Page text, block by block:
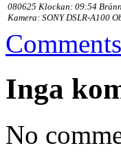
080625 Klockan: 09:54
Kamera: SONY DSLR-A100
Inga
No